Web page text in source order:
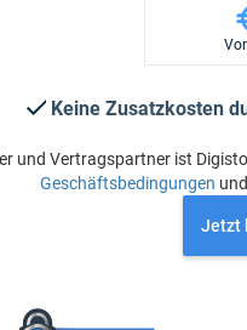
Keine Zusatzkosten
und Vertragspartner ist
Geschäftsbedingungen
Jetzt